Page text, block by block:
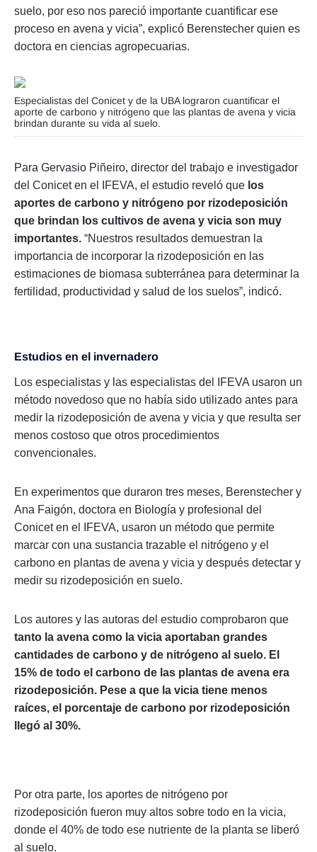
suelo, por eso nos pareció importante cuantificar ese
proceso en avena y vicia”, explicó Berenstecher quien es
doctora en ciencias agropecuarias.
Especialistas del Conicet y de la UBA lograron cuantificar el
aporte de carbono y nitrógeno que las plantas de avena y vicia
brindan durante su vida al suelo.
Para Gervasio Piñeiro, director del trabajo e investigador
del Conicet en el IFEVA, el estudio reveló que los
aportes de carbono y nitrógeno por rizodeposición
que brindan los cultivos de avena y vicia son muy
importantes. “Nuestros resultados demuestran la
importancia de incorporar la rizodeposición en las
estimaciones de biomasa subterránea para determinar la
fertilidad, productividad y salud de los suelos”, indicó.
Estudios en el invernadero
Los especialistas y las especialistas del IFEVA usaron un
método novedoso que no había sido utilizado antes para
medir la rizodeposición de avena y vicia y que resulta ser
menos costoso que otros procedimientos
convencionales.
En experimentos que duraron tres meses, Berenstecher y
Ana Faigón, doctora en Biología y profesional del
Conicet en el IFEVA, usaron un método que permite
marcar con una sustancia trazable el nitrógeno y el
carbono en plantas de avena y vicia y después detectar y
medir su rizodeposición en suelo.
Los autores y las autoras del estudio comprobaron que
tanto la avena como la vicia aportaban grandes
cantidades de carbono y de nitrógeno al suelo. El
15% de todo el carbono de las plantas de avena era
rizodeposición. Pese a que la vicia tiene menos
raíces, el porcentaje de carbono por rizodeposición
llegó al 30%.
Por otra parte, los aportes de nitrógeno por
rizodeposición fueron muy altos sobre todo en la vicia,
donde el 40% de todo ese nutriente de la planta se liberó
al suelo.